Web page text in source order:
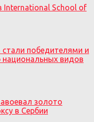
International School of
победителями и
национальных видов
золото
в Сербии